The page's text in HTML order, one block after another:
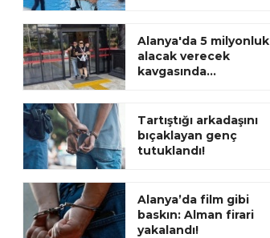
Alanya'da 5 milyonluk
alacak verecek
kavgasında...
Tartıştığı arkadaşını
bıçaklayan genç
tutuklandı!
Alanya’da film gibi
baskın: Alman firari
yakalandı!